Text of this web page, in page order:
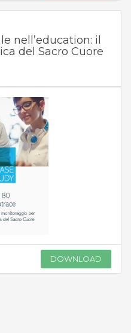
nell’education: il
del Sacro Cuore
DOWNLOAD